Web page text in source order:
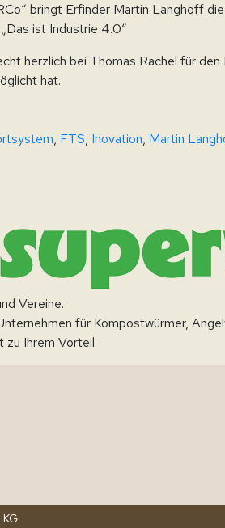
bringt Erfinder Martin Langhoff
ist Industrie 4.0“
herzlich bei Thomas Rachel für
hat.
, FTS, Inovation, Martin
Vereine.
für Kompostwürmer,
Ihrem Vorteil.